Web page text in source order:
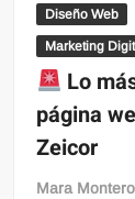
Diseño Web
Marketing
Lo
página
Zeicor
Mara